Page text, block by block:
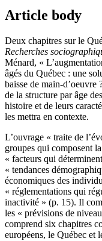
Article body
Deux chapitres sur le
Recherches
Ménard, «
âgés du Québec : une
baisse de main-
de la structure par âge
histoire et de leurs
les mettra en contexte.
L’ouvrage « traite de
groupes qui composent
« facteurs qui
« tendances
économiques des
« réglementations qui
inactivité » (p. 15). Il
les « prévisions de
comprend six chapitres
européens, le Québec et